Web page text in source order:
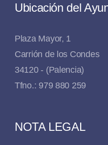
Ubicación del
Plaza Mayor, 1
Carrión de los Condes
34120 - (Palencia)
Tfno.: 979 880 259
NOTA LEGAL